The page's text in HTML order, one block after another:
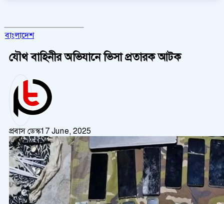
বাংলাদেশ
যৌথ বাহিনীর অভিযানে ভিসা প্রতারক আটক
প্রবাস ডেস্ক17 June, 2025